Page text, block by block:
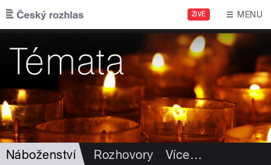
Přejít k hlavnímu obsahu
ŽIVĚ MENU
Náboženství Rozhovory Více…